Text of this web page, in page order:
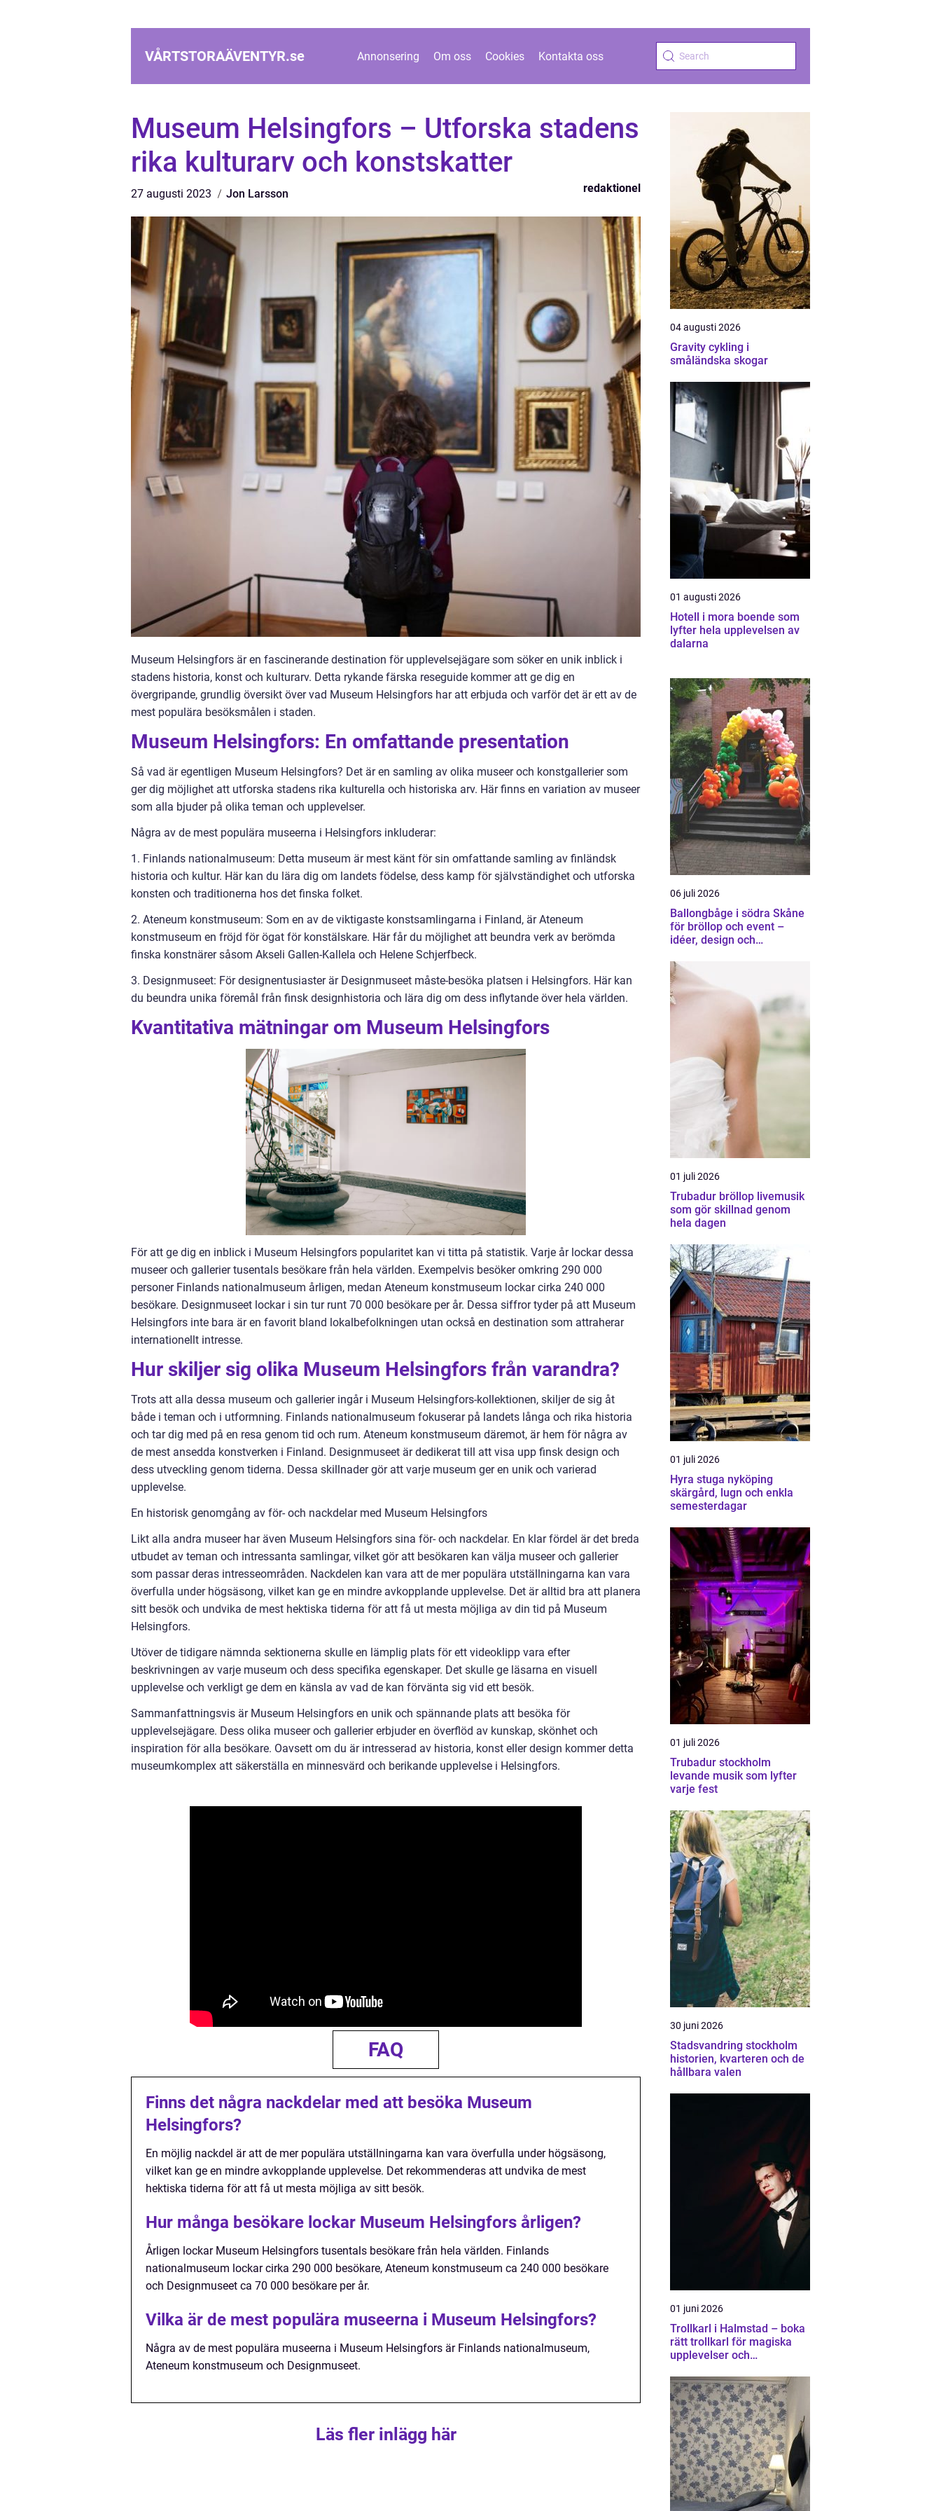
VÅRTSTORAÄVENTYR.se Annonsering Om oss Cookies Kontakta oss
Museum Helsingfors – Utforska stadens
rika kulturarv och konstskatter
27 augusti 2023 Jon Larsson redaktionel
Museum Helsingfors är en fascinerande destination för upplevelsejägare som söker en unik inblick i
stadens historia, konst och kulturarv. Detta rykande färska reseguide kommer att ge dig en
övergripande, grundlig översikt över vad Museum Helsingfors har att erbjuda och varför det är ett av de
mest populära besöksmålen i staden.
Museum Helsingfors: En omfattande presentation
Så vad är egentligen Museum Helsingfors? Det är en samling av olika museer och konstgallerier som
ger dig möjlighet att utforska stadens rika kulturella och historiska arv. Här finns en variation av museer
som alla bjuder på olika teman och upplevelser.
Några av de mest populära museerna i Helsingfors inkluderar:
1. Finlands nationalmuseum: Detta museum är mest känt för sin omfattande samling av finländsk
historia och kultur. Här kan du lära dig om landets födelse, dess kamp för självständighet och utforska
konsten och traditionerna hos det finska folket.
2. Ateneum konstmuseum: Som en av de viktigaste konstsamlingarna i Finland, är Ateneum
konstmuseum en fröjd för ögat för konstälskare. Här får du möjlighet att beundra verk av berömda
finska konstnärer såsom Akseli Gallen-Kallela och Helene Schjerfbeck.
3. Designmuseet: För designentusiaster är Designmuseet måste-besöka platsen i Helsingfors. Här kan
du beundra unika föremål från finsk designhistoria och lära dig om dess inflytande över hela världen.
Kvantitativa mätningar om Museum Helsingfors
För att ge dig en inblick i Museum Helsingfors popularitet kan vi titta på statistik. Varje år lockar dessa
museer och gallerier tusentals besökare från hela världen. Exempelvis besöker omkring 290 000
personer Finlands nationalmuseum årligen, medan Ateneum konstmuseum lockar cirka 240 000
besökare. Designmuseet lockar i sin tur runt 70 000 besökare per år. Dessa siffror tyder på att Museum
Helsingfors inte bara är en favorit bland lokalbefolkningen utan också en destination som attraherar
internationellt intresse.
Hur skiljer sig olika Museum Helsingfors från varandra?
Trots att alla dessa museum och gallerier ingår i Museum Helsingfors-kollektionen, skiljer de sig åt
både i teman och i utformning. Finlands nationalmuseum fokuserar på landets långa och rika historia
och tar dig med på en resa genom tid och rum. Ateneum konstmuseum däremot, är hem för några av
de mest ansedda konstverken i Finland. Designmuseet är dedikerat till att visa upp finsk design och
dess utveckling genom tiderna. Dessa skillnader gör att varje museum ger en unik och varierad
upplevelse.
En historisk genomgång av för- och nackdelar med Museum Helsingfors
Likt alla andra museer har även Museum Helsingfors sina för- och nackdelar. En klar fördel är det breda
utbudet av teman och intressanta samlingar, vilket gör att besökaren kan välja museer och gallerier
som passar deras intresseområden. Nackdelen kan vara att de mer populära utställningarna kan vara
överfulla under högsäsong, vilket kan ge en mindre avkopplande upplevelse. Det är alltid bra att planera
sitt besök och undvika de mest hektiska tiderna för att få ut mesta möjliga av din tid på Museum
Helsingfors.
Utöver de tidigare nämnda sektionerna skulle en lämplig plats för ett videoklipp vara efter
beskrivningen av varje museum och dess specifika egenskaper. Det skulle ge läsarna en visuell
upplevelse och verkligt ge dem en känsla av vad de kan förvänta sig vid ett besök.
Sammanfattningsvis är Museum Helsingfors en unik och spännande plats att besöka för
upplevelsejägare. Dess olika museer och gallerier erbjuder en överflöd av kunskap, skönhet och
inspiration för alla besökare. Oavsett om du är intresserad av historia, konst eller design kommer detta
museumkomplex att säkerställa en minnesvärd och berikande upplevelse i Helsingfors.
FAQ
Finns det några nackdelar med att besöka Museum
Helsingfors?
En möjlig nackdel är att de mer populära utställningarna kan vara överfulla under högsäsong,
vilket kan ge en mindre avkopplande upplevelse. Det rekommenderas att undvika de mest
hektiska tiderna för att få ut mesta möjliga av sitt besök.
Hur många besökare lockar Museum Helsingfors årligen?
Årligen lockar Museum Helsingfors tusentals besökare från hela världen. Finlands
nationalmuseum lockar cirka 290 000 besökare, Ateneum konstmuseum ca 240 000 besökare
och Designmuseet ca 70 000 besökare per år.
Vilka är de mest populära museerna i Museum Helsingfors?
Några av de mest populära museerna i Museum Helsingfors är Finlands nationalmuseum,
Ateneum konstmuseum och Designmuseet.
Läs fler inlägg här
04 augusti 2026
Gravity cykling i
småländska skogar
01 augusti 2026
Hotell i mora boende som
lyfter hela upplevelsen av
dalarna
06 juli 2026
Ballongbåge i södra Skåne
för bröllop och event –
idéer, design och
01 juli 2026
Trubadur bröllop livemusik
som gör skillnad genom
hela dagen
01 juli 2026
Hyra stuga nyköping
skärgård, lugn och enkla
semesterdagar
01 juli 2026
Trubadur stockholm
levande musik som lyfter
varje fest
30 juni 2026
Stadsvandring stockholm
historien, kvarteren och de
hållbara valen
01 juni 2026
Trollkarl i Halmstad – boka
rätt trollkarl för magiska
upplevelser och